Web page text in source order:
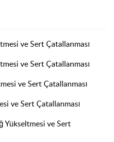
ve Sert Çatallanması
ve Sert Çatallanması
ve Sert Çatallanması
ve Sert Çatallanması
Yükseltmesi ve Sert